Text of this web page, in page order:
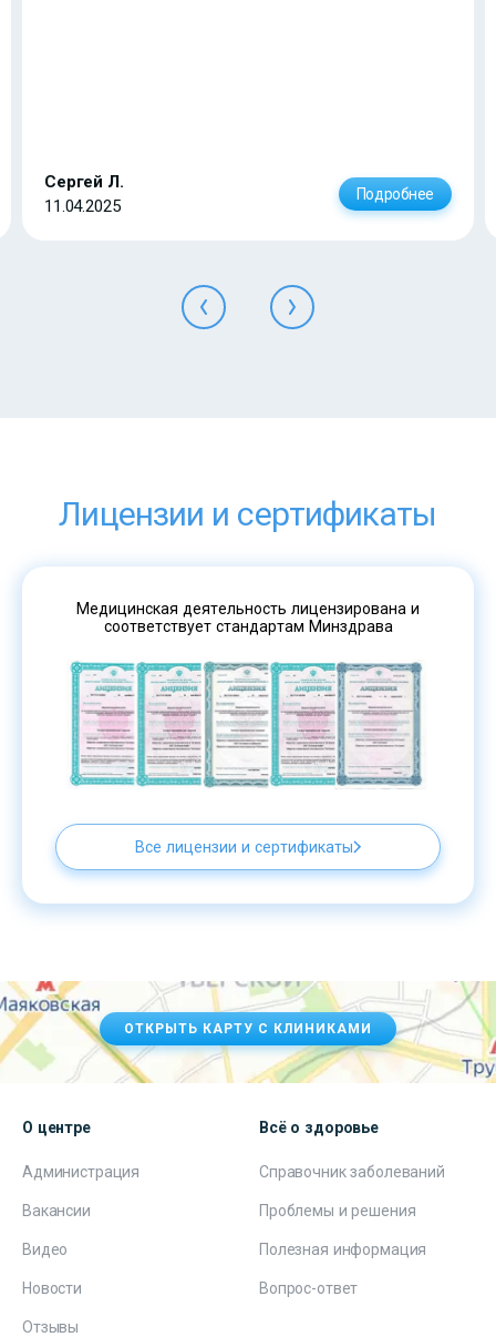
Сергей Л.
11.04.2025
Подробнее
Лицензии и сертификаты
Медицинская деятельность лицензирована и
соответствует стандартам Минздрава
Все лицензии и сертификаты
ОТКРЫТЬ КАРТУ С КЛИНИКАМИ
О центре
Администрация
Вакансии
Видео
Новости
Отзывы
Всё о здоровье
Справочник заболеваний
Проблемы и решения
Полезная информация
Вопрос-ответ